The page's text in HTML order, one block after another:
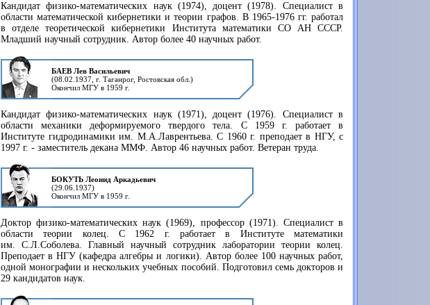
Кандидат физико-математических наук (1974), доцент (1978). Специалист в
области математической кибернетики и теории графов. В 1965-1976 гг. работал
в отделе теоретической кибернетики Института математики СО АН СССР.
Младший научный сотрудник. Автор более 40 научных работ.
БАЕВ Лев Васильевич
(08.02.1937, г. Таганрог, Ростовская обл.)
Окончил МГУ в 1959 г.
Кандидат физико-математических наук (1971), доцент (1976). Cпециалист в
области механики деформируемого твердого тела. С 1959 г. работает в
Институте гидродинамики им. М.А.Лаврентьева. С 1960 г. преподает в НГУ, с
1997 г. - заместитель декана ММФ. Автор 46 научных работ. Ветеран труда.
БОКУТЬ Леонид Аркадьевич
(29.06.1937)
Окончил МГУ в 1959 г.
Доктор физико-математических наук (1969), профессор (1971). Специалист в
области теории колец. С 1962 г. работает в Институте математики
им. С.Л.Соболева. Главный научный сотрудник лаборатории теории колец.
Преподает в НГУ (кафедра алгебры и логики). Автор более 100 научных работ,
одной монографии и нескольких учебных пособий. Подготовил семь докторов и
29 кандидатов наук.